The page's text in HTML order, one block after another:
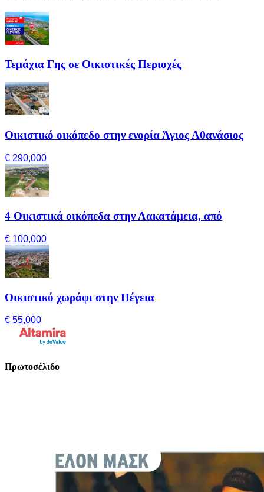
Τεμάχια Γης σε Οικιστικές Περιοχές
Οικιστικό οικόπεδο στην ενορία Άγιος Αθανάσιος
€ 290,000
4 Οικιστικά οικόπεδα στην Λακατάμεια, από
€ 100,000
Οικιστικό χωράφι στην Πέγεια
€ 55,000
Πρωτοσέλιδο